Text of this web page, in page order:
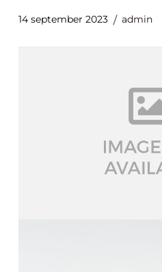
14 september 2023 admin